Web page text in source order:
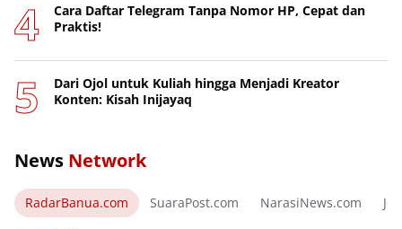
Cara Daftar Telegram Tanpa Nomor HP, Cepat dan
Praktis!
Dari Ojol untuk Kuliah hingga Menjadi Kreator
Konten: Kisah Inijayaq
News Network
RadarBanua.com SuaraPost.com NarasiNews.com